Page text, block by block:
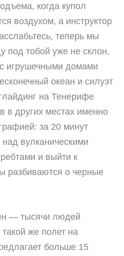
когда купол
воздухом, а инструктор
теперь мы
под тобой уже не склон,
игрушечными домами
океан и силуэт
на Тенерифе
в других местах именно
за 20 минут
вулканическими
и выйти к
разбиваются о черные
— тысячи людей
же полет на
больше 15